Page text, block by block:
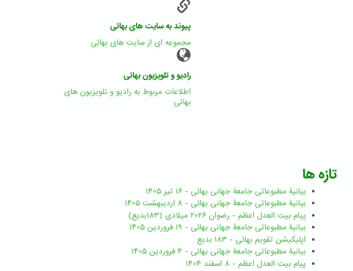
پیوند به سایت های بهائی
مجموعه ای از سایت های بهائی
رادیو و تلویزیون بهائی
اطلاعات مربوط به رادیو و تلویزیون های
بهائی
تازه ها
بیانیۀ مطبوعاتی جامعۀ جهانی بهائی - ۱۶ تیر ۱۴۰۵
بیانیۀ مطبوعاتی جامعۀ جهانی بهائی - ۸ اردیبهشت ۱۴۰۵
پیام بیت العدل اعظم - رضوان ۲۰۲۶ میلادی (۱۸۳بدیع)
بیانیۀ مطبوعاتی جامعۀ جهانی بهائی - ۱۹ فروردین ۱۴۰۵
اپلیکیشن تقویم بهائی - ۱۸۳ بدیع
بیانیۀ مطبوعاتی جامعۀ جهانی بهائی - ۴ فروردین ۱۴۰۵
پیام بیت العدل اعظم - ۸ اسفند ۱۴۰۴